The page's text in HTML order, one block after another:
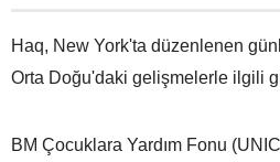
Haq, New York'ta düzenlenen
Orta Doğu'daki gelişmelerle ilgili
BM Çocuklara Yardım Fonu